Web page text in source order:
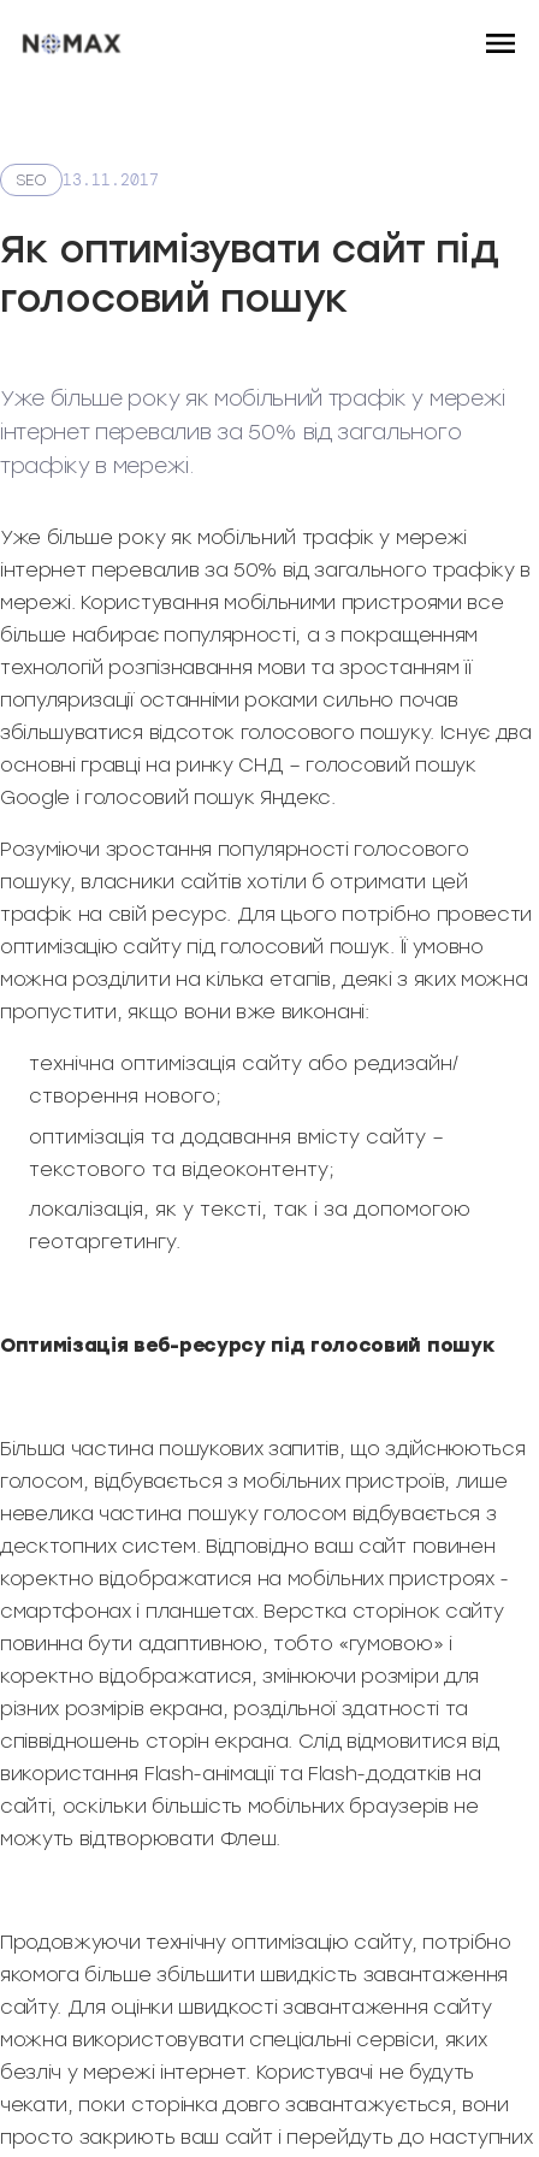
SEO 13.11.2017
Як оптимізувати сайт під
голосовий пошук
Уже більше року як мобільний трафік у мережі
інтернет перевалив за 50% від загального
трафіку в мережі.
Уже більше року як мобільний трафік у мережі
інтернет перевалив за 50% від загального трафіку в
мережі. Користування мобільними пристроями все
більше набирає популярності, а з покращенням
технологій розпізнавання мови та зростанням її
популяризації останніми роками сильно почав
збільшуватися відсоток голосового пошуку. Існує два
основні гравці на ринку СНД – голосовий пошук
Google і голосовий пошук Яндекс.
Розуміючи зростання популярності голосового
пошуку, власники сайтів хотіли б отримати цей
трафік на свій ресурс. Для цього потрібно провести
оптимізацію сайту під голосовий пошук. Її умовно
можна розділити на кілька етапів, деякі з яких можна
пропустити, якщо вони вже виконані:
технічна оптимізація сайту або редизайн/
створення нового;
оптимізація та додавання вмісту сайту –
текстового та відеоконтенту;
локалізація, як у тексті, так і за допомогою
геотаргетингу.
Оптимізація веб-ресурсу під голосовий пошук
Більша частина пошукових запитів, що здійснюються
голосом, відбувається з мобільних пристроїв, лише
невелика частина пошуку голосом відбувається з
десктопних систем. Відповідно ваш сайт повинен
коректно відображатися на мобільних пристроях -
смартфонах і планшетах. Верстка сторінок сайту
повинна бути адаптивною, тобто «гумовою» і
коректно відображатися, змінюючи розміри для
різних розмірів екрана, роздільної здатності та
співвідношень сторін екрана. Слід відмовитися від
використання Flash-анімації та Flash-додатків на
сайті, оскільки більшість мобільних браузерів не
можуть відтворювати Флеш.
Продовжуючи технічну оптимізацію сайту, потрібно
якомога більше збільшити швидкість завантаження
сайту. Для оцінки швидкості завантаження сайту
можна використовувати спеціальні сервіси, яких
безліч у мережі інтернет. Користувачі не будуть
чекати, поки сторінка довго завантажується, вони
просто закриють ваш сайт і перейдуть до наступних